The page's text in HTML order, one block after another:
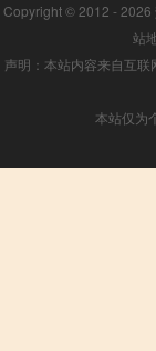
Copyright © 2012 - 2026
站
声明：本站内容来自互
本站仅为